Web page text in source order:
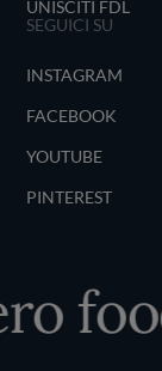
UNISCITI FDL
SEGUICI SU
INSTAGRAM
FACEBOOK
YOUTUBE
PINTEREST